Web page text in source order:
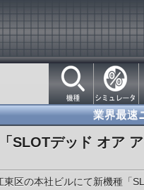
業界最速
「SLOTデッド オア
区の本社ビルにて新機種「